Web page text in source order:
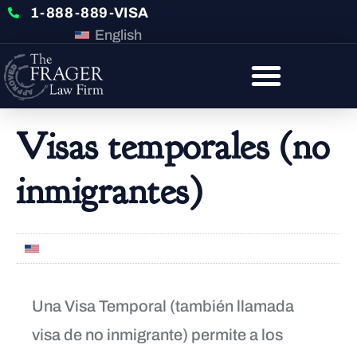
1-888-889-VISA
English
Visas temporales (no
inmigrantes)
Una Visa Temporal (también llamada
visa de no inmigrante) permite a los